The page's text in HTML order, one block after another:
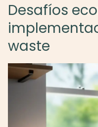
Desafíos
waste